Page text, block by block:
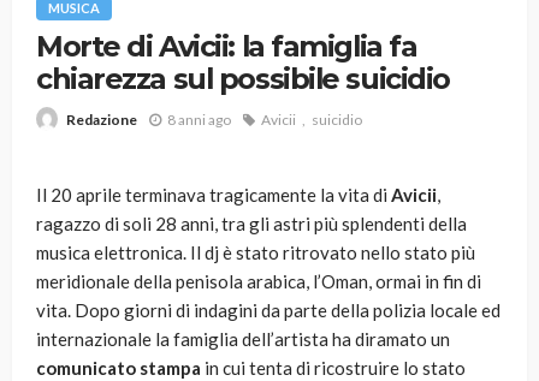
MUSICA
Morte di Avicii: la famiglia fa
chiarezza sul possibile suicidio
Redazione 8 anni ago Avicii suicidio
Il 20 aprile terminava tragicamente la vita di Avicii,
ragazzo di soli 28 anni, tra gli astri più splendenti della
musica elettronica. Il dj è stato ritrovato nello stato più
meridionale della penisola arabica, l’Oman, ormai in fin di
vita. Dopo giorni di indagini da parte della polizia locale ed
internazionale la famiglia dell’artista ha diramato un
comunicato stampa in cui tenta di ricostruire lo stato